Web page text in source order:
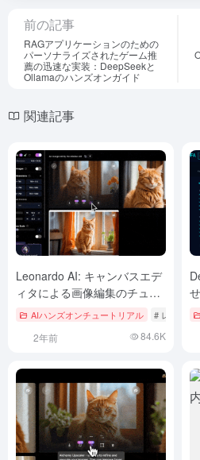
前の記事
RAGアプリケーションのための
パーソナライズされたゲーム推
薦の迅速な実装：DeepSeekと
Ollamaのハンズオンガイド
関連記事
Leonardo AI: キャンバスエデ
ィタによる画像編集のチュー
トリアル
AIハンズオンチュートリアル # レオナル
2年前 84.6K